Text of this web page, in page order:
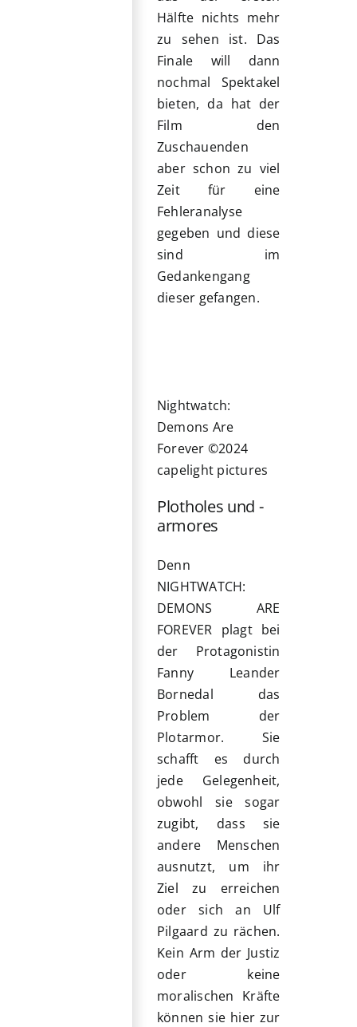
Hälfte nichts mehr
zu sehen ist. Das
Finale will dann
nochmal Spektakel
bieten, da hat der
Film den
Zuschauenden
aber schon zu viel
Zeit für eine
Fehleranalyse
gegeben und diese
sind im
Gedankengang
dieser gefangen.
Nightwatch:
Demons Are
Forever ©2024
capelight pictures
Plotholes und -
armores
Denn
NIGHTWATCH:
DEMONS ARE
FOREVER plagt bei
der Protagonistin
Fanny Leander
Bornedal das
Problem der
Plotarmor. Sie
schafft es durch
jede Gelegenheit,
obwohl sie sogar
zugibt, dass sie
andere Menschen
ausnutzt, um ihr
Ziel zu erreichen
oder sich an Ulf
Pilgaard zu rächen.
Kein Arm der Justiz
oder keine
moralischen Kräfte
können sie hier zur